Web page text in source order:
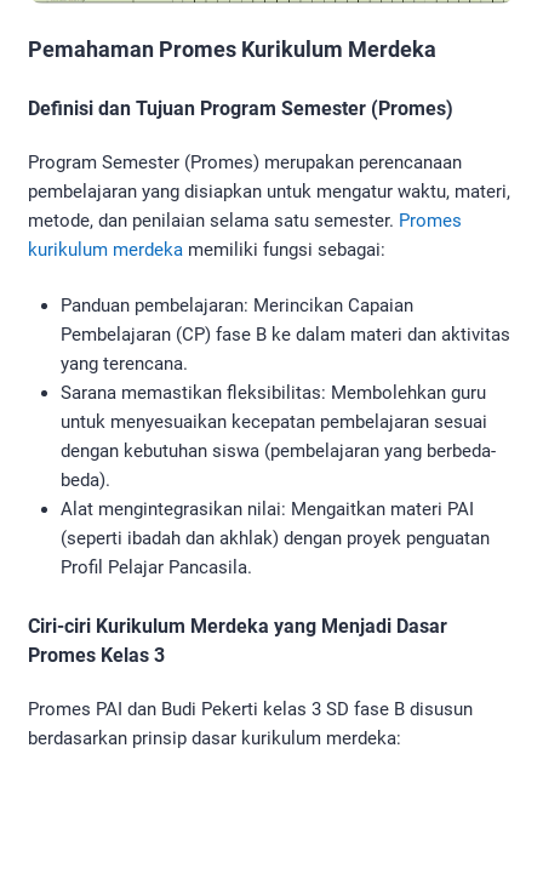
Pemahaman Promes Kurikulum Merdeka
Definisi dan Tujuan Program Semester (Promes)
Program Semester (Promes) merupakan perencanaan
pembelajaran yang disiapkan untuk mengatur waktu, materi,
metode, dan penilaian selama satu semester. Promes
kurikulum merdeka memiliki fungsi sebagai:
Panduan pembelajaran: Merincikan Capaian
Pembelajaran (CP) fase B ke dalam materi dan aktivitas
yang terencana.
Sarana memastikan fleksibilitas: Membolehkan guru
untuk menyesuaikan kecepatan pembelajaran sesuai
dengan kebutuhan siswa (pembelajaran yang berbeda-
beda).
Alat mengintegrasikan nilai: Mengaitkan materi PAI
(seperti ibadah dan akhlak) dengan proyek penguatan
Profil Pelajar Pancasila.
Ciri-ciri Kurikulum Merdeka yang Menjadi Dasar
Promes Kelas 3
Promes PAI dan Budi Pekerti kelas 3 SD fase B disusun
berdasarkan prinsip dasar kurikulum merdeka: